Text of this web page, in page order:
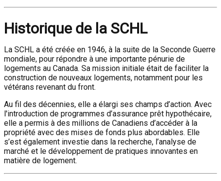
Historique de la SCHL
La SCHL a été créée en 1946, à la suite de la Seconde Guerre
mondiale, pour répondre à une importante pénurie de
logements au Canada. Sa mission initiale était de faciliter la
construction de nouveaux logements, notamment pour les
vétérans revenant du front.
Au fil des décennies, elle a élargi ses champs d’action. Avec
l'introduction de programmes d’assurance prêt hypothécaire,
elle a permis à des millions de Canadiens d’accéder à la
propriété avec des mises de fonds plus abordables. Elle
s’est également investie dans la recherche, l’analyse de
marché et le développement de pratiques innovantes en
matière de logement.